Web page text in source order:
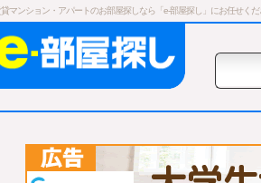
貸マンション・アパートのお部屋探しなら「e-部屋探し」にお任せ